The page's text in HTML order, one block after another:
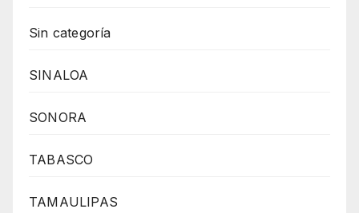
Sin categoría
SINALOA
SONORA
TABASCO
TAMAULIPAS